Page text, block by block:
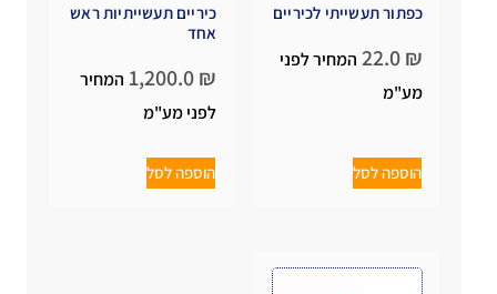
כפתור תעשייתי לכיריים
₪
המחיר לפני
מע"מ
הוספה לסל
כיריים תעשייתיות ראש
אחד
₪
המחיר
לפני מע"מ
הוספה לסל